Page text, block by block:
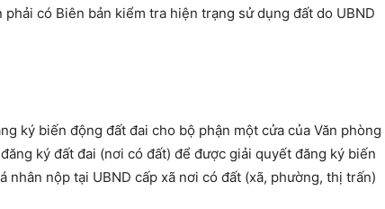
có Biên bản kiểm tra hiện trạng sử dụng đất do UBND
ký biến động đất đai cho bộ phận một cửa của Văn phòng
ký đất đai (nơi có đất) để được giải quyết đăng ký biến
nhân nộp tại UBND cấp xã nơi có đất (xã, phường, thị trấn)